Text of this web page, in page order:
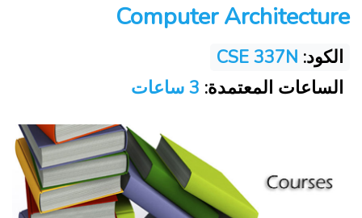
Computer Architecture
الكود: CSE 337N
الساعات المعتمدة: